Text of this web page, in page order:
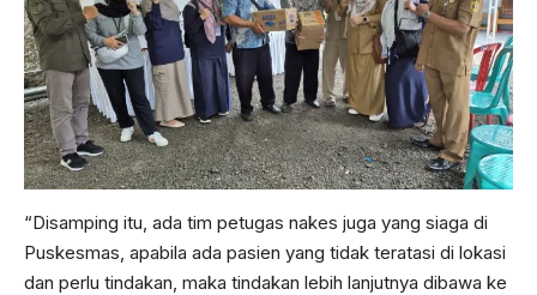
“Disamping itu, ada tim petugas nakes juga yang siaga di
Puskesmas, apabila ada pasien yang tidak teratasi di lokasi
dan perlu tindakan, maka tindakan lebih lanjutnya dibawa ke